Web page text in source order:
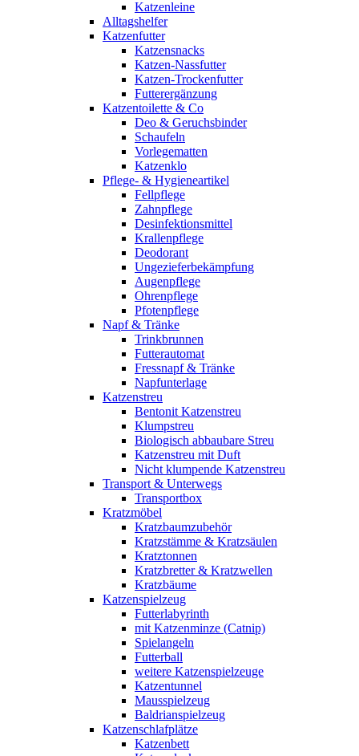
Katzenleine
Alltagshelfer
Katzenfutter
Katzensnacks
Katzen-Nassfutter
Katzen-Trockenfutter
Futterergänzung
Katzentoilette & Co
Deo & Geruchsbinder
Schaufeln
Vorlegematten
Katzenklo
Pflege- & Hygieneartikel
Fellpflege
Zahnpflege
Desinfektionsmittel
Krallenpflege
Deodorant
Ungezieferbekämpfung
Augenpflege
Ohrenpflege
Pfotenpflege
Napf & Tränke
Trinkbrunnen
Futterautomat
Fressnapf & Tränke
Napfunterlage
Katzenstreu
Bentonit Katzenstreu
Klumpstreu
Biologisch abbaubare Streu
Katzenstreu mit Duft
Nicht klumpende Katzenstreu
Transport & Unterwegs
Transportbox
Kratzmöbel
Kratzbaumzubehör
Kratzstämme & Kratzsäulen
Kratztonnen
Kratzbretter & Kratzwellen
Kratzbäume
Katzenspielzeug
Futterlabyrinth
mit Katzenminze (Catnip)
Spielangeln
Futterball
weitere Katzenspielzeuge
Katzentunnel
Mausspielzeug
Baldrianspielzeug
Katzenschlafplätze
Katzenbett